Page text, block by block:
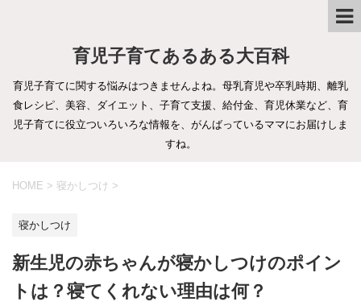
育児子育てあるある大百科
育児子育てに関する悩みはつきませんよね。母乳育児や卒乳時期、離乳
食レシピ、美容、ダイエット、子育て支援、給付金、育児休業など、育
児子育てに役立ついろいろな情報を、がんばっているママにお届けしま
すね。
HOME > 寝かしつけ >
寝かしつけ
新生児の赤ちゃんが寝かしつけのポイン
トは？寝てくれない理由は何？